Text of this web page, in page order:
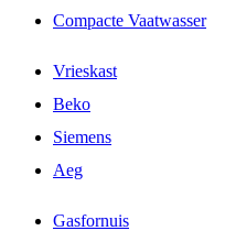
Compacte Vaatwasser
Vrieskast
Beko
Siemens
Aeg
Gasfornuis